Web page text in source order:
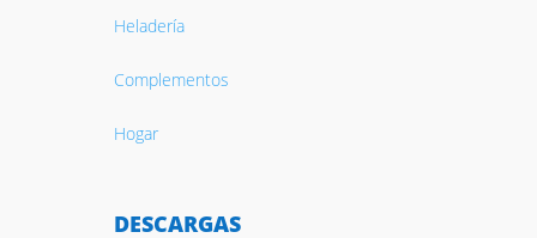
Heladería
Complementos
Hogar
DESCARGAS